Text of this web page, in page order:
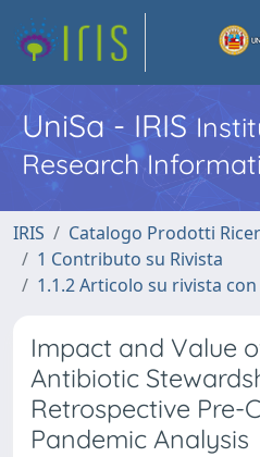
UniSa - IRIS
Research
IRIS
Catalogo Prodotti
1 Contributo su Rivista
1.1.2 Articolo su rivista con
Impact and Value
Antibiotic
Retrospective Pre-
Pandemic Analysis